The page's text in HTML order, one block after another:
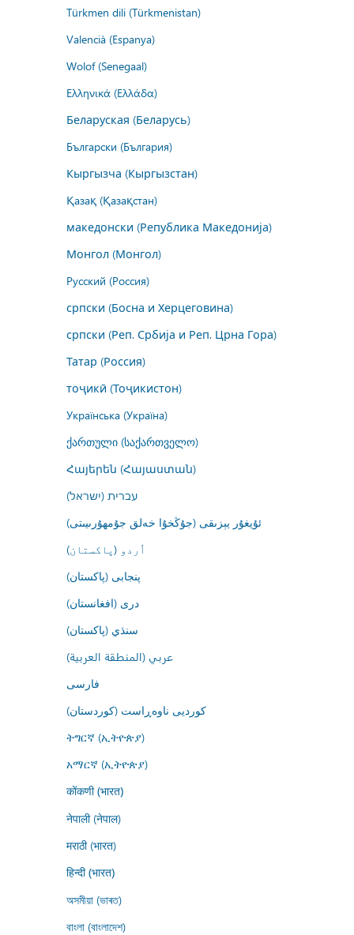
Türkmen dili (Türkmenistan)
Valencià (Espanya)
Wolof (Senegaal)
Ελληνικά (Ελλάδα)
Беларуская (Беларусь)
Български (България)
Кыргызча (Кыргызстан)
Қазақ (Қазақстан)
македонски (Република Македонија)
Монгол (Монгол)
Русский (Россия)
српски (Босна и Херцеговина)
српски (Реп. Србија и Реп. Црна Гора)
Татар (Россия)
тоҷикӣ (Тоҷикистон)
Українська (Україна)
ქართული (საქართველო)
Հայերեն (Հայաստան)
עברית (ישראל)
ئۇيغۇر يېزىقى (جۇڭخۇا خەلق جۇمھۇرىيىتى)
اُردو (پاکستان)
پنجابی (پاکستان)
درى (افغانستان)
سنڌي (پاکستان)
عربي (المنطقة العربية)
فارسى
کوردیی ناوەڕاست (کوردستان)
ትግርኛ (ኢትዮጵያ)
አማርኛ (ኢትዮጵያ)
कोंकणी (भारत)
नेपाली (नेपाल)
मराठी (भारत)
हिन्दी (भारत)
অসমীয়া (ভাৰত)
বাংলা (বাংলাদেশ)